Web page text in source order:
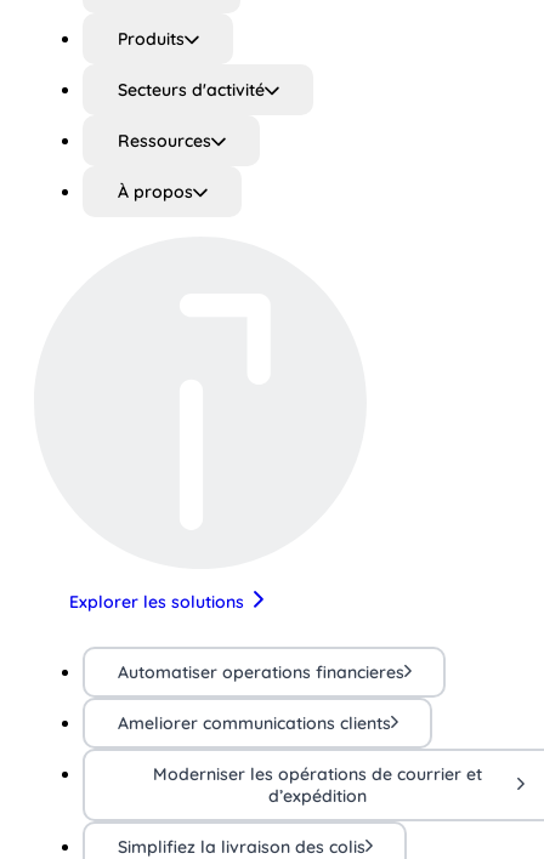
Produits
Secteurs d'activité
Ressources
À propos
Explorer les solutions
Automatiser operations financieres
Ameliorer communications clients
Moderniser les opérations de courrier et
d’expédition
Simplifiez la livraison des colis